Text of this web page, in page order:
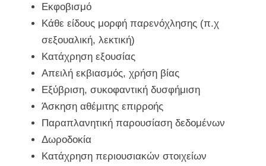
Εκφοβισμό
Κάθε είδους μορφή παρενόχλησης (π.χ
σεξουαλική, λεκτική)
Κατάχρηση εξουσίας
Απειλή εκβιασμός, χρήση βίας
Εξύβριση, συκοφαντική δυσφήμιση
Άσκηση αθέμιτης επιρροής
Παραπλανητική παρουσίαση δεδομένων
Δωροδοκία
Κατάχρηση περιουσιακών στοιχείων